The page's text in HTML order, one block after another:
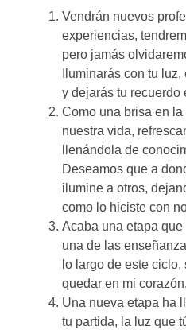
Vendrán nuevos
experiencias,
pero jamás
Iluminarás con tu
y dejarás tu recuerdo
Como una brisa en
nuestra vida,
llenándola de
Deseamos que a
ilumine a otros,
como lo hiciste con
Acaba una etapa
una de las
lo largo de este
quedar en mi
Una nueva etapa ha
tu partida, la luz que